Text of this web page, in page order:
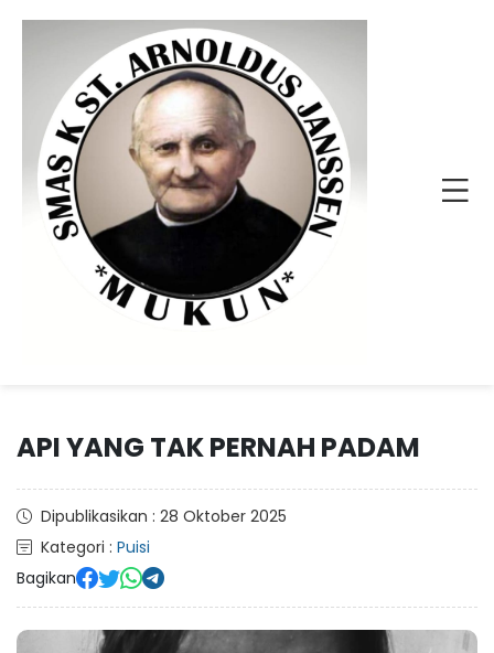
API YANG TAK PERNAH PADAM
Dipublikasikan : 28 Oktober 2025
Kategori : Puisi
Bagikan